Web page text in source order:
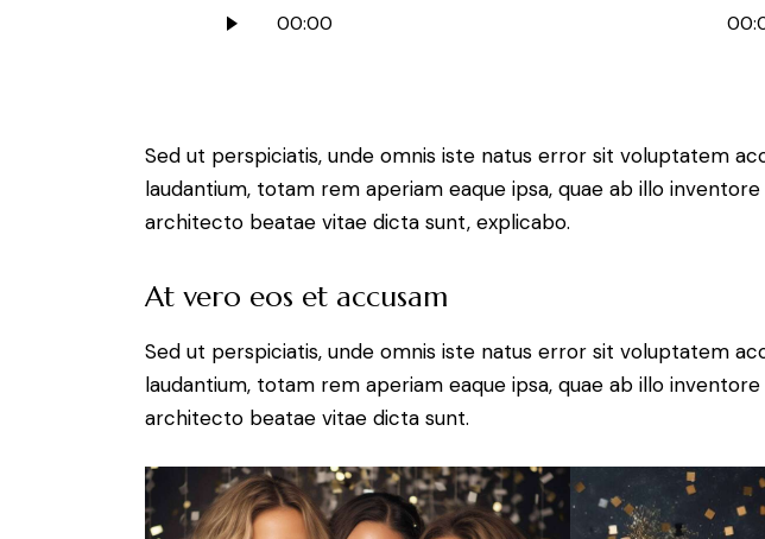
Audio
00:00
Sed ut perspiciatis, unde omnis iste natus error sit voluptatem
laudantium, totam rem aperiam eaque ipsa, quae ab illo
architecto beatae vitae dicta sunt, explicabo.
At vero eos et accusam
Sed ut perspiciatis, unde omnis iste natus error sit voluptatem
laudantium, totam rem aperiam eaque ipsa, quae ab illo
architecto beatae vitae dicta sunt.